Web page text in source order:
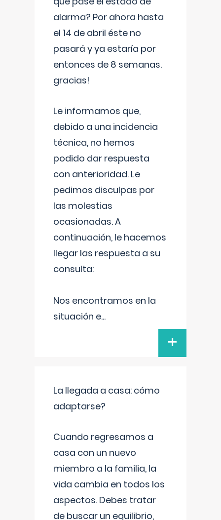
alarma? Por ahora hasta
el 14 de abril éste no
pasará y ya estaría por
entonces de 8 semanas.
gracias!
Le informamos que,
debido a una incidencia
técnica, no hemos
podido dar respuesta
con anterioridad. Le
pedimos disculpas por
las molestias
ocasionadas. A
continuación, le hacemos
llegar las respuesta a su
consulta:
Nos encontramos en la
situación e...
+
La llegada a casa: cómo
adaptarse?
Cuando regresamos a
casa con un nuevo
miembro a la familia, la
vida cambia en todos los
aspectos. Debes tratar
de buscar un equilibrio,